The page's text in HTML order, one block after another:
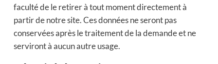
faculté de le retirer à tout moment directement à
partir de notre site. Ces données ne seront pas
conservées après le traitement de la demande et ne
serviront à aucun autre usage.